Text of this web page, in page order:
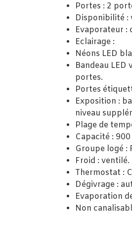
Portes : 2
Disponibilité :
Evaporateur :
Eclairage :
Néons LED
Bandeau
portes.
Portes
Exposition :
niveau
Plage de
Capacité :
Groupe logé :
Froid : ventilé.
Thermostat :
Dégivrage :
Evaporation
Non